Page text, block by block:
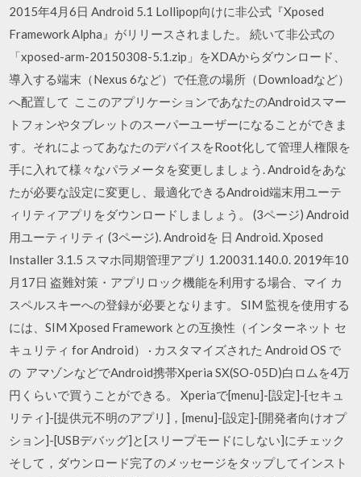
2015年4月6日 Android 5.1 Lollipop向けに非公式『Xposed
Framework Alpha』がリリースされました。 続いて非公式の
「xposed-arm-20150308-5.1.zip」をXDAからダウンロード、
導入する端末（Nexus 6など）で任意の場所（Downloadなど）
へ配置して ここのアプリケーションであなたのAndroidスマー
トフォンやタブレットのスーパーユーザーになることができま
す。それによってあなたのデバイスをRoot化して管理人権限を
手に入れて様々なパラメータを変更しましょう. Androidをあな
たが必要な設定に変更し、最適化できるAndroid端末用ユーテ
ィリティアプリをダウンロードしましょう。 (3ページ) Android
用ユーティリティ (3ページ). Androidを 日 Android. Xposed
Installer 3.1.5 スマホ同期管理アプリ 1.20031.140.0. 2019年10
月17日 盗難対策・アプリロック機能を利用する場合、マイ カ
スペルスキーへの登録が必要となります。 SIM 監視を使用する
には、SIM Xposed Framework との互換性（インターネット セ
キュリティ for Android） · カスタマイズされた Android OS で
の アマゾンなどでAndroid携帯Xperia SX(SO-05D)白ロムを4万
円くらいで買うことができる。 Xperiaで[menu]-[設定]-[セキュ
リティ]-[提供元不明のアプリ]，[menu]-[設定]-[開発者向けオプ
ション]-[USBデバッグ]と[スリープモードにしない]にチェック
そして，ダウンロード完了のメッセージをタップしてインスト